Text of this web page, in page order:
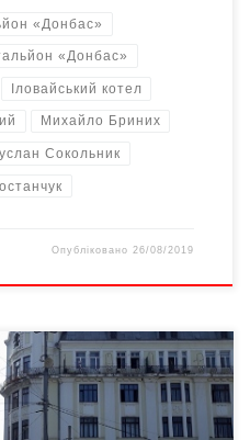
«Донбас»
«Донбас»
Іловайський котел
Михайло Бриних
Сокольник
Опубліковано26/08/2019
площі Чернівців відбулася
в Іловайському котлі… У